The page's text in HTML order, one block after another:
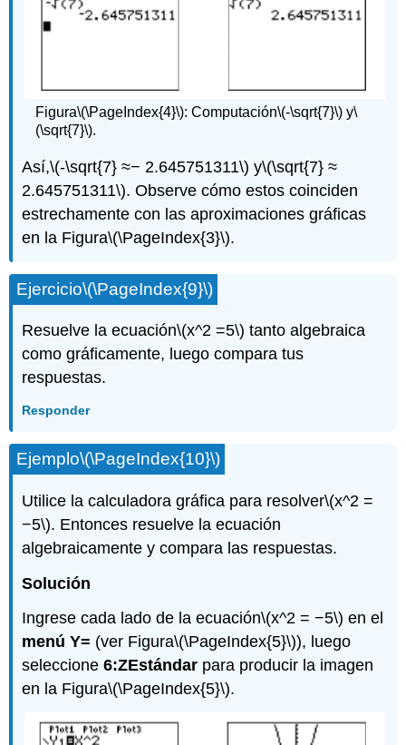
Figura\(\PageIndex{4}\): Computación\(-\sqrt{7}\) y\
(\sqrt{7}\).
Así,\(-\sqrt{7} ≈− 2.645751311\) y\(\sqrt{7} ≈
2.645751311\). Observe cómo estos coinciden
estrechamente con las aproximaciones gráficas
en la Figura\(\PageIndex{3}\).
Ejercicio\(\PageIndex{9}\)
Resuelve la ecuación\(x^2 =5\) tanto algebraica
como gráficamente, luego compara tus
respuestas.
Responder
Ejemplo\(\PageIndex{10}\)
Utilice la calculadora gráfica para resolver\(x^2 =
−5\). Entonces resuelve la ecuación
algebraicamente y compara las respuestas.
Solución
Ingrese cada lado de la ecuación\(x^2 = −5\) en el
menú Y= (ver Figura\(\PageIndex{5}\)), luego
seleccione6:ZEstándar para producir la imagen
en la Figura\(\PageIndex{5}\).